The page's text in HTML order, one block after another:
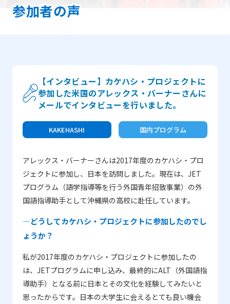
参加者の声
【インタビュー】カケハシ・プロジェクトに
参加した米国のアレックス・バーナーさんに
メールでインタビューを行いました。
KAKEHASHI 国内プログラム
アレックス・バーナーさんは2017年度のカケハシ・プロ
ジェクトに参加し、日本を訪問しました。現在は、JET
プログラム（語学指導等を行う外国青年招致事業）の外
国語指導助手として沖縄県の高校に赴任しています。
―どうしてカケハシ・プロジェクトに参加したのでし
ょうか？
私が2017年度のカケハシ・プロジェクトに参加したの
は、JETプログラムに申し込み、最終的にALT（外国語指
導助手）となる前に日本とその文化を経験してみたいと
思ったからです。日本の大学生に会えるとても良い機会